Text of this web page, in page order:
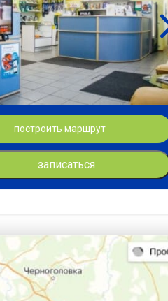
построить маршрут
записаться